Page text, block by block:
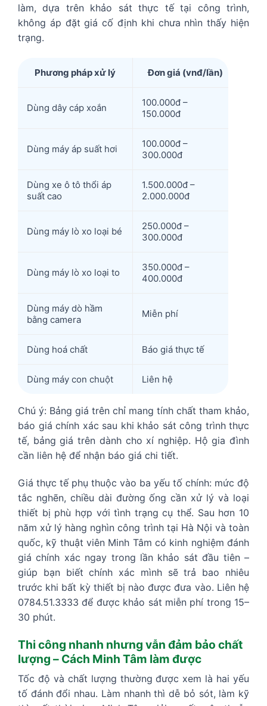
làm, dựa trên khảo sát thực tế tại công trình,
không áp đặt giá cố định khi chưa nhìn thấy hiện
trạng.
Phương pháp xử lý Đơn giá (vnđ/lần)
Dùng dây cáp xoắn
100.000đ –
150.000đ
Dùng máy áp suất hơi
100.000đ –
300.000đ
Dùng xe ô tô thổi áp
suất cao
1.500.000đ –
2.000.000đ
Dùng máy lò xo loại bé
250.000đ –
300.000đ
Dùng máy lò xo loại to
350.000đ –
400.000đ
Dùng máy dò hầm
bằng camera
Miễn phí
Dùng hoá chất Báo giá thực tế
Dùng máy con chuột Liên hệ
Chú ý: Bảng giá trên chỉ mang tính chất tham khảo,
báo giá chính xác sau khi khảo sát công trình thực
tế, bảng giá trên dành cho xí nghiệp. Hộ gia đình
cần liên hệ để nhận báo giá chi tiết.
Giá thực tế phụ thuộc vào ba yếu tố chính: mức độ
tắc nghẽn, chiều dài đường ống cần xử lý và loại
thiết bị phù hợp với tình trạng cụ thể. Sau hơn 10
năm xử lý hàng nghìn công trình tại Hà Nội và toàn
quốc, kỹ thuật viên Minh Tâm có kinh nghiệm đánh
giá chính xác ngay trong lần khảo sát đầu tiên –
giúp bạn biết chính xác mình sẽ trả bao nhiêu
trước khi bất kỳ thiết bị nào được đưa vào. Liên hệ
0784.51.3333 để được khảo sát miễn phí trong 15–
30 phút.
Thi công nhanh nhưng vẫn đảm bảo chất
lượng – Cách Minh Tâm làm được
Tốc độ và chất lượng thường được xem là hai yếu
tố đánh đổi nhau. Làm nhanh thì dễ bỏ sót, làm kỹ